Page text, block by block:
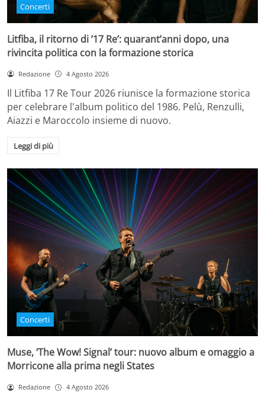
Concerti
Litfiba, il ritorno di ’17 Re’: quarant’anni dopo, una
rivincita politica con la formazione storica
Redazione 4 Agosto 2026
Il Litfiba 17 Re Tour 2026 riunisce la formazione storica
per celebrare l'album politico del 1986. Pelù, Renzulli,
Aiazzi e Maroccolo insieme di nuovo.
Leggi di più
Concerti
Muse, ‘The Wow! Signal’ tour: nuovo album e omaggio a
Morricone alla prima negli States
Redazione 4 Agosto 2026